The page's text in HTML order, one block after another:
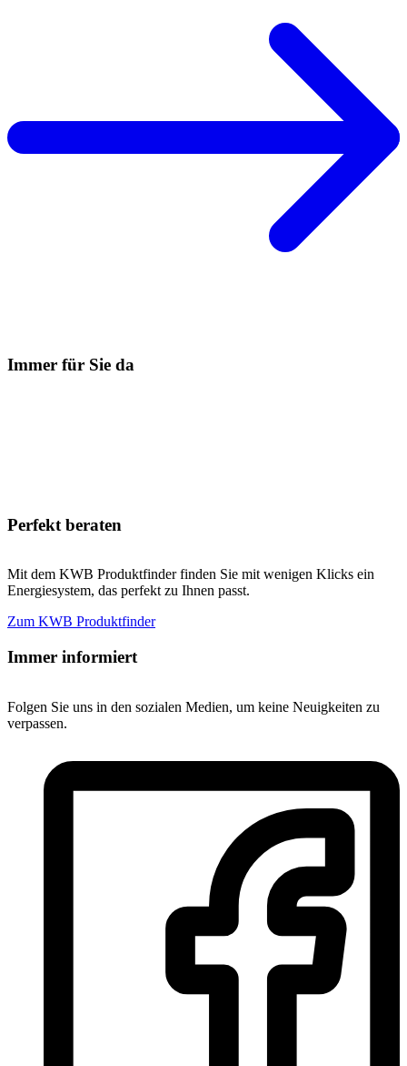
Immer für Sie da
Perfekt beraten
Mit dem KWB Produktfinder finden Sie mit wenigen Klicks ein
Energiesystem, das perfekt zu Ihnen passt.
Zum KWB Produktfinder
Immer informiert
Folgen Sie uns in den sozialen Medien, um keine Neuigkeiten zu
verpassen.